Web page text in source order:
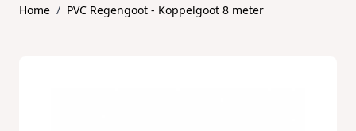
Home / PVC Regengoot - Koppelgoot 8 meter